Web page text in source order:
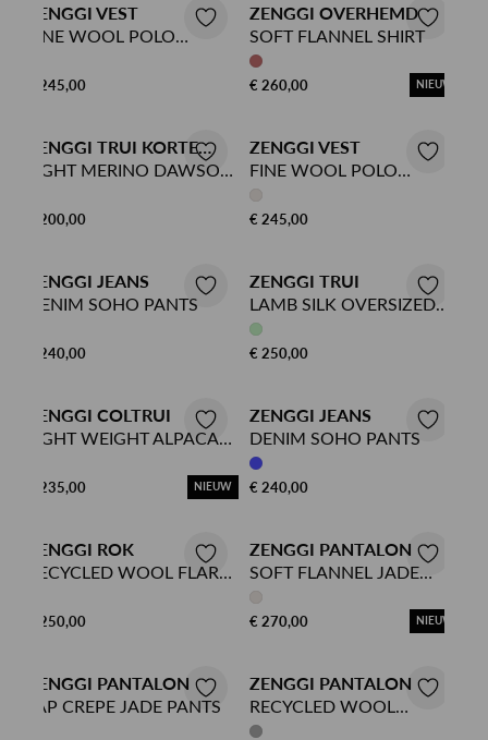
ZENGGI VEST
FINE WOOL POLO
€ 245,00
ZENGGI OVERHEMD
SOFT FLANNEL SHIRT
€ 260,00 NIEUW
ZENGGI TRUI KORTE
MOUW
LIGHT MERINO DAWSON
€ 200,00
ZENGGI VEST
FINE WOOL POLO
CARDIGAN
€ 245,00
ZENGGI JEANS
DENIM SOHO PANTS
€ 240,00
ZENGGI TRUI
LAMB SILK OVERSIZED
SWEATER
€ 250,00
ZENGGI COLTRUI
LIGHT WEIGHT ALPACA
€ 235,00
NIEUW
ZENGGI JEANS
DENIM SOHO PANTS
€ 240,00
ZENGGI ROK
RECYCLED WOOL FLARE
€ 250,00
ZENGGI PANTALON
SOFT FLANNEL JADE
ELASTIC PANTS
€ 270,00
NIEUW
ZENGGI PANTALON
JAP CREPE JADE PANTS
ZENGGI PANTALON
RECYCLED WOOL
MASON PANTS